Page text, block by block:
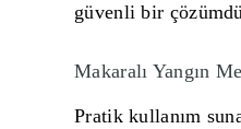
güvenli bir
Makaralı Yangın
Pratik kullanım